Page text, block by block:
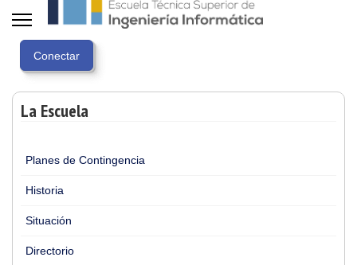
La Escuela
Planes de Contingencia
Historia
Situación
Directorio